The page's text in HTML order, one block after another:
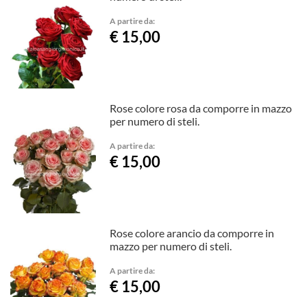
A partire da:
€ 15,00
Rose colore rosa da comporre in mazzo
per numero di steli.
A partire da:
€ 15,00
Rose colore arancio da comporre in
mazzo per numero di steli.
A partire da:
€ 15,00